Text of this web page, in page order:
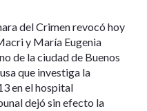
del Crimen revocó hoy
y María Eugenia
de la ciudad de Buenos
que investiga la
en el hospital
dejó sin efecto la